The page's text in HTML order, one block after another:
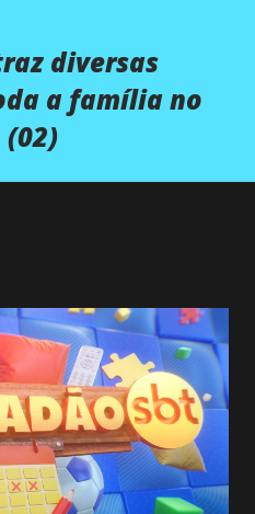
diversas
a família no